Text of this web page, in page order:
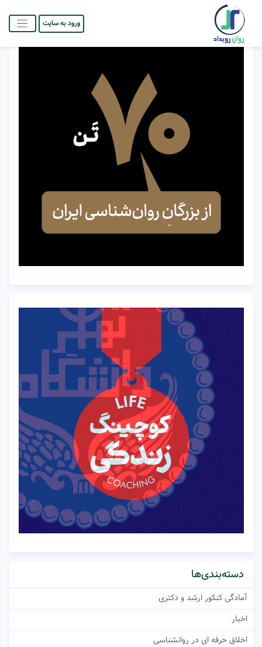
ورود به سایت
دسته‌بندی‌ها
آمادگی کنکور ارشد و دکتری
اخبار
اخلاق حرفه ای در روانشناسی